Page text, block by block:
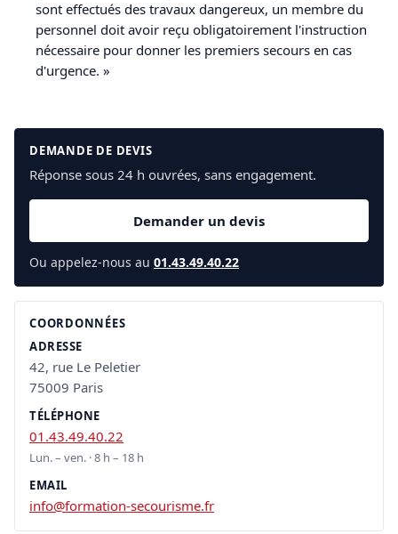
sont effectués des travaux dangereux, un membre du
personnel doit avoir reçu obligatoirement l'instruction
nécessaire pour donner les premiers secours en cas
d'urgence. »
DEMANDE DE DEVIS
Réponse sous 24 h ouvrées, sans engagement.
Demander un devis
Ou appelez-nous au 01.43.49.40.22
COORDONNÉES
ADRESSE
42, rue Le Peletier
75009 Paris
TÉLÉPHONE
01.43.49.40.22
Lun. – ven. · 8 h – 18 h
EMAIL
info@formation-secourisme.fr